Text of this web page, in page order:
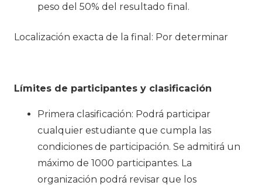
peso del 50% del resultado final.
Localización exacta de la final: Por determinar
Límites de participantes y clasificación
Primera clasificación: Podrá participar
cualquier estudiante que cumpla las
condiciones de participación. Se admitirá un
máximo de 1000 participantes. La
organización podrá revisar que los